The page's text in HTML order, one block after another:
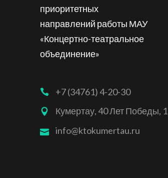
приоритетных
направлений работы МАУ
«Концертно-театральное
объединение»
+7 (34761) 4-20-30
Кумертау, 40 Лет Победы, 1
info@ktokumertau.ru